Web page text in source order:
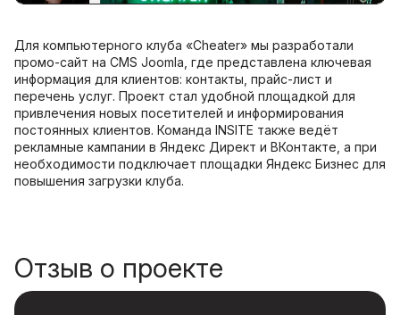
Для компьютерного клуба «Cheater» мы разработали
промо-сайт на CMS Joomla, где представлена ключевая
информация для клиентов: контакты, прайс-лист и
перечень услуг. Проект стал удобной площадкой для
привлечения новых посетителей и информирования
постоянных клиентов. Команда INSITE также ведёт
рекламные кампании в Яндекс Директ и ВКонтакте, а при
необходимости подключает площадки Яндекс Бизнес для
повышения загрузки клуба.
Отзыв о проекте